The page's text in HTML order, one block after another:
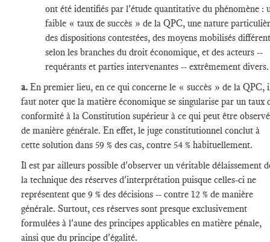
ont été identifiés par l'étude quantitative du phénomène :
faible « taux de succès » de la QPC, une nature
des dispositions contestées, des moyens mobilisés
selon les branches du droit économique, et des acteurs --
requérants et parties intervenantes -- extrêmement divers.
a. En premier lieu, en ce qui concerne le « succès » de la QPC,
faut noter que la matière économique se singularise par un taux
conformité à la Constitution supérieur à ce qui peut être observé
de manière générale. En effet, le juge constitutionnel conclut à
cette solution dans 59 % des cas, contre 54 % habituellement.
Il est par ailleurs possible d'observer un véritable délaissement
la technique des réserves d'interprétation puisque celles-ci ne
représentent que 9 % des décisions -- contre 12 % de manière
générale. Surtout, ces réserves sont presque exclusivement
formulées à l'aune des principes applicables en matière pénale,
ainsi que du principe d'égalité.